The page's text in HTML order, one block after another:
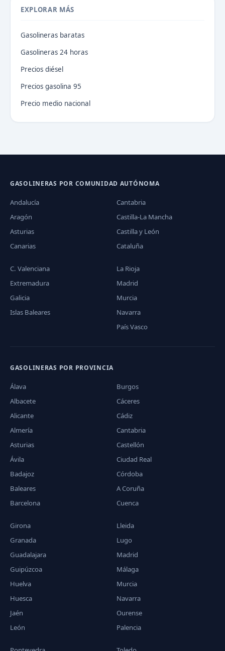
EXPLORAR MÁS
Gasolineras baratas
Gasolineras 24 horas
Precios diésel
Precios gasolina 95
Precio medio nacional
GASOLINERAS POR COMUNIDAD AUTÓNOMA
Andalucía
Aragón
Asturias
Canarias
Cantabria
Castilla-La Mancha
Castilla y León
Cataluña
C. Valenciana
Extremadura
Galicia
Islas Baleares
La Rioja
Madrid
Murcia
Navarra
País Vasco
GASOLINERAS POR PROVINCIA
Álava
Albacete
Alicante
Almería
Asturias
Ávila
Badajoz
Baleares
Barcelona
Burgos
Cáceres
Cádiz
Cantabria
Castellón
Ciudad Real
Córdoba
A Coruña
Cuenca
Girona
Granada
Guadalajara
Guipúzcoa
Huelva
Huesca
Jaén
León
Lleida
Lugo
Madrid
Málaga
Murcia
Navarra
Ourense
Palencia